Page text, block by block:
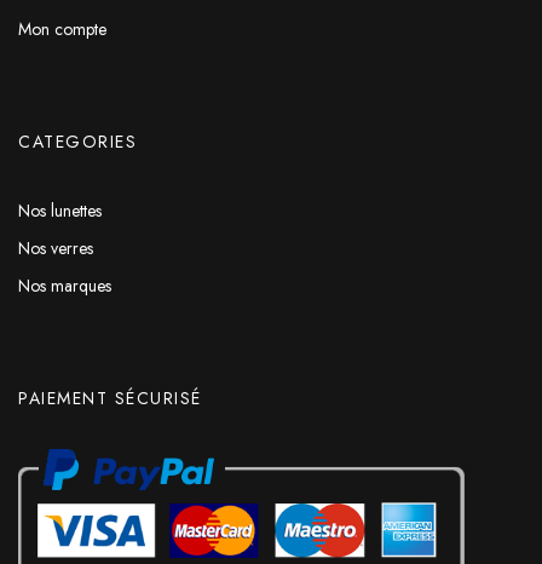
Mon compte
CATEGORIES
Nos lunettes
Nos verres
Nos marques
PAIEMENT SÉCURISÉ